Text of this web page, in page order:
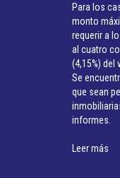
Para los
monto
requerir a
al cuatro
(4,15%) del
Se
que sean
informes.
Leer más